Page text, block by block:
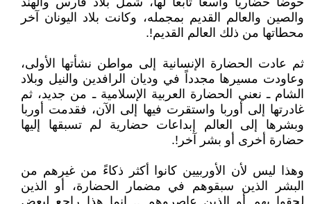
والصين والعالم القديم بمجمله، وكانت بلاد اليونان آخر
محطاتها من ذلك العالم القديم!.
ثم عادت الحضارة الإنسانية إلى مواطن نشأتها الأولى،
وعاودت مسيرها مجدداً في وديان الرافدين والنيل وبلاد
الشام ـ نعني الحضارة العربية الإسلامية ـ من جديد، ثم
غادرتها إلى أوربا واستقرت فيها إلى الآن، فقدمت أوربا
وبشرها إلى العالم إبداعات حضارية لم تسبقها إليها
حضارة أخرى أو بشر آخر!.
وهذا ليس لأن الأوربيين كانوا أكثر ذكاءً من غيرهم من
البشر الذين سبقوهم في مضمار الحضارة، أو الذين